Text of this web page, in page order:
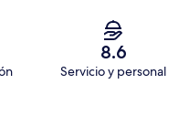
8.6
Servicio y personal